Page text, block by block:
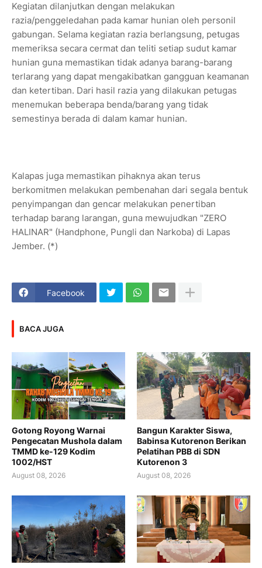
Kegiatan dilanjutkan dengan melakukan
razia/penggeledahan pada kamar hunian oleh personil
gabungan. Selama kegiatan razia berlangsung, petugas
memeriksa secara cermat dan teliti setiap sudut kamar
hunian guna memastikan tidak adanya barang-barang
terlarang yang dapat mengakibatkan gangguan keamanan
dan ketertiban. Dari hasil razia yang dilakukan petugas
menemukan beberapa benda/barang yang tidak
semestinya berada di dalam kamar hunian.
Kalapas juga memastikan pihaknya akan terus
berkomitmen melakukan pembenahan dari segala bentuk
penyimpangan dan gencar melakukan penertiban
terhadap barang larangan, guna mewujudkan "ZERO
HALINAR" (Handphone, Pungli dan Narkoba) di Lapas
Jember. (*)
Facebook
BACA JUGA
Gotong Royong Warnai
Pengecatan Mushola dalam
TMMD ke-129 Kodim
1002/HST
August 08, 2026
Bangun Karakter Siswa,
Babinsa Kutorenon Berikan
Pelatihan PBB di SDN
Kutorenon 3
August 08, 2026